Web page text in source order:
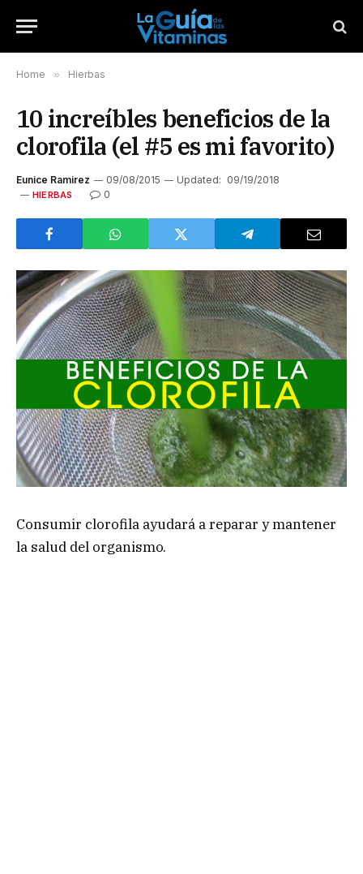
Home » Hierbas
10 increíbles beneficios de la
clorofila (el #5 es mi favorito)
Eunice Ramirez 09/08/2015 Updated: 09/19/2018
HIERBAS 0
Consumir clorofila ayudará a reparar y mantener
la salud del organismo.